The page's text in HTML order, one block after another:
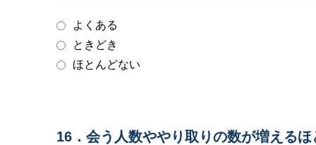
よくある
ときどき
ほとんどない
16．会う人数ややり取りの数が増える